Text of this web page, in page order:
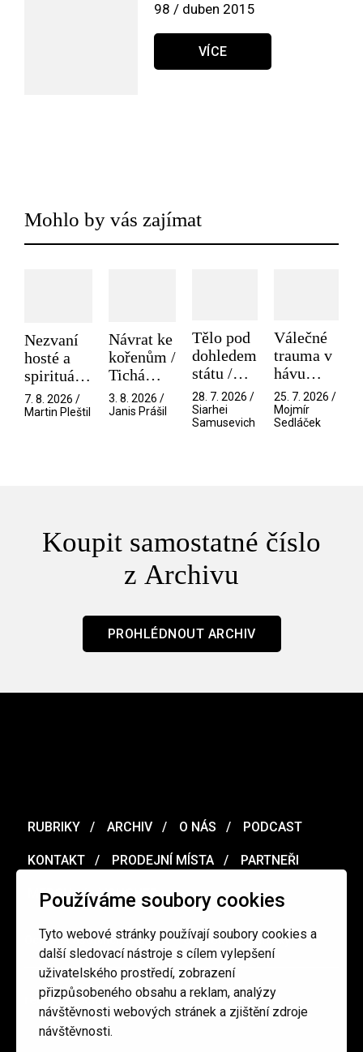
Používáme soubory cookies
Tyto webové stránky používají soubory cookies a
další sledovací nástroje s cílem vylepšení
uživatelského prostředí, zobrazení
přizpůsobeného obsahu a reklam, analýzy
návštěvnosti webových stránek a zjištění zdroje
návštěvnosti.
98 / duben 2015
VÍCE
Mohlo by vás zajímat
Nezvaní
hosté a
spirituální
narušitelé
z vesmíru
7. 8. 2026 /
Martin Pleštil
Návrat ke
kořenům /
Tichá
přítelkyně
3. 8. 2026 /
Janis Prášil
Tělo pod
dohledem
státu /
Pramen
28. 7. 2026 /
Siarhei
Samusevich
Válečné
trauma v
hávu
spektáklu
/ Odyssea
25. 7. 2026 /
Mojmír
Sedláček
Koupit samostatné číslo
z Archivu
PROHLÉDNOUT ARCHIV
RUBRIKY ARCHIV O NÁS PODCAST
KONTAKT PRODEJNÍ MÍSTA PARTNEŘI
MERCH VOUCHER
Ochrana osobních údajů / Obchodní podmínky
redakce@cinepur.cz